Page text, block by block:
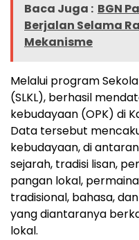
Baca Juga : BGN
Berjalan Selama
Mekanisme
Melalui program
(SLKL), berhasil
kebudayaan (OPK) di
Data tersebut
kebudayaan, di
sejarah, tradisi lisan,
pangan lokal,
tradisional, bahasa,
yang diantaranya
lokal.